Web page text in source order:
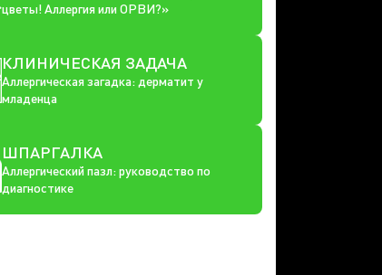
цветы! Аллергия или ОРВИ?»
КЛИНИЧЕСКАЯ ЗАДАЧА
Аллергическая загадка: дерматит у
младенца
ШПАРГАЛКА
Аллергический пазл: руководство по
диагностике